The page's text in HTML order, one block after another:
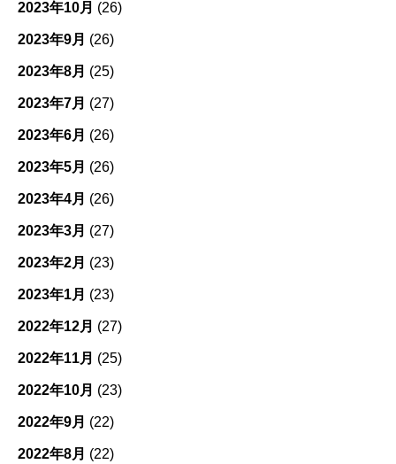
2023年10月 (26)
2023年9月 (26)
2023年8月 (25)
2023年7月 (27)
2023年6月 (26)
2023年5月 (26)
2023年4月 (26)
2023年3月 (27)
2023年2月 (23)
2023年1月 (23)
2022年12月 (27)
2022年11月 (25)
2022年10月 (23)
2022年9月 (22)
2022年8月 (22)